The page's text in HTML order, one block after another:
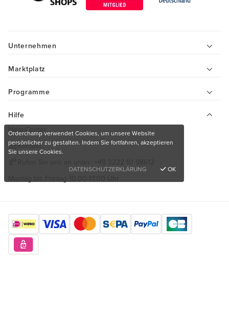
Unternehmen
Marktplatz
Programme
Hilfe
Help-Center
Kontakt
Orderchamp verwendet Cookies, um unsere Website
persönlicher zu gestalten. Indem Sie fortfahren, akzeptieren
Sie unsere Cookies.
DATENSCHUTZERKLÄRUNG
OK